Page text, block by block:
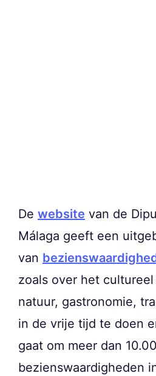
De website van de
Málaga geeft een
van
zoals over het
natuur, gastronomie,
in de vrije tijd te doen
gaat om meer dan
bezienswaardigheden